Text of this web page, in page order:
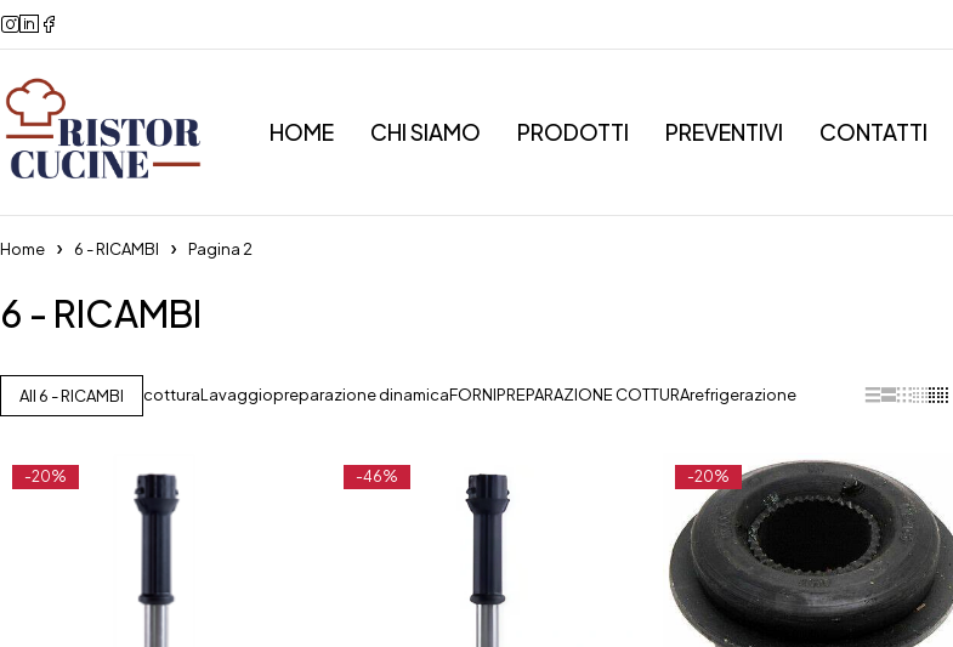
HOME CHI SIAMO PRODOTTI PREVENTIVI CONTATTI
Home 6 - RICAMBI Pagina 2
6 - RICAMBI
All 6 - RICAMBI cotturaLavaggiopreparazione dinamicaFORNIPREPARAZIONE COTTURArefrigerazione
-20% -46% -20%